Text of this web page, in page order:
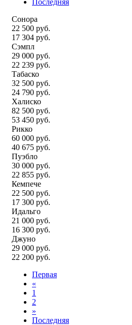
Последняя
Сонора
22 500 руб.
17 304 руб.
Сэмпл
29 000 руб.
22 239 руб.
Табаско
32 500 руб.
24 790 руб.
Халиско
82 500 руб.
53 450 руб.
Рикко
60 000 руб.
40 675 руб.
Пуэбло
30 000 руб.
22 855 руб.
Кемпече
22 500 руб.
17 300 руб.
Идальго
21 000 руб.
16 300 руб.
Джуно
29 000 руб.
22 200 руб.
Первая
«
1
2
»
Последняя